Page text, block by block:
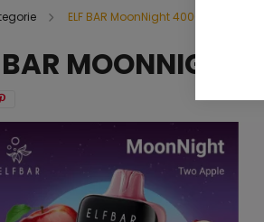
ELF BAR MoonNight 40000
BAR